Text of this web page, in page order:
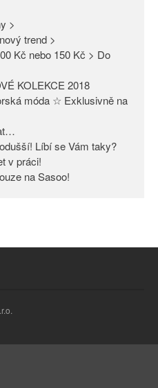
KOLEKCE 2018
DIVERSE – světová newyorská
móda ☆ Exklusivně na Sasoo
Odlišit se nebylo nikdy
práci!
DIVERSE – nová značka pouze
na Sasoo!
>
trend >
Kč nebo 150 Kč > Do
KOLEKCE 2018
móda ☆ Exklusivně na
Líbí se Vám taky?
v práci!
na Sasoo!